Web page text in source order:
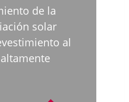
de la
solar
al